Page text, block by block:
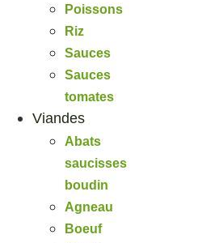
Poissons
Riz
Sauces
Sauces
tomates
Viandes
Abats
saucisses
boudin
Agneau
Boeuf